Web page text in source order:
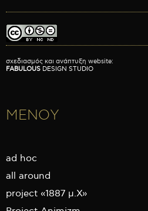
σχεδιασμός και ανάπτυξη website:
FABULOUS DESIGN STUDIO
ΜΕΝΟΥ
ad hoc
all around
project «1887 μ.Χ»